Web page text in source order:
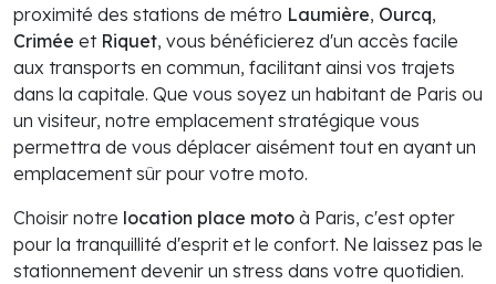
proximité des stations de métro Laumière, Ourcq,
Crimée et Riquet, vous bénéficierez d'un accès facile
aux transports en commun, facilitant ainsi vos trajets
dans la capitale. Que vous soyez un habitant de Paris ou
un visiteur, notre emplacement stratégique vous
permettra de vous déplacer aisément tout en ayant un
emplacement sûr pour votre moto.
Choisir notre location place moto à Paris, c'est opter
pour la tranquillité d'esprit et le confort. Ne laissez pas le
stationnement devenir un stress dans votre quotidien.